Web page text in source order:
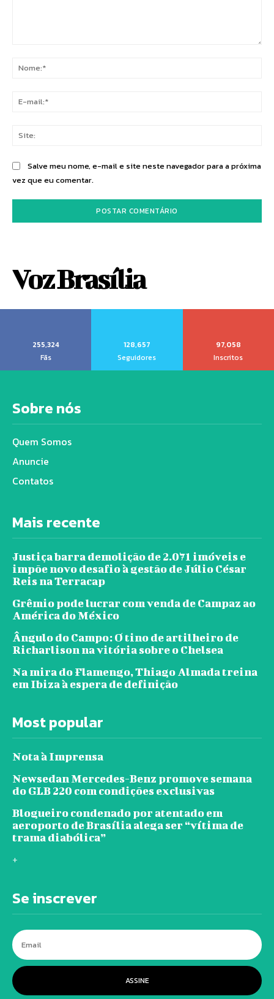
Salve meu nome, e-mail e site neste navegador para a próxima
vez que eu comentar.
Voz Brasília
255,324
Fãs
128,657
Seguidores
97,058
Inscritos
Sobre nós
Quem Somos
Anuncie
Contatos
Mais recente
Justiça barra demolição de 2.071 imóveis e
impõe novo desafio à gestão de Júlio César
Reis na Terracap
Grêmio pode lucrar com venda de Campaz ao
América do México
Ângulo do Campo: O tino de artilheiro de
Richarlison na vitória sobre o Chelsea
Na mira do Flamengo, Thiago Almada treina
em Ibiza à espera de definição
Most popular
Nota à Imprensa
Newsedan Mercedes-Benz promove semana
do GLB 220 com condições exclusivas
Blogueiro condenado por atentado em
aeroporto de Brasília alega ser “vítima de
trama diabólica”
+
Se inscrever
ASSINE